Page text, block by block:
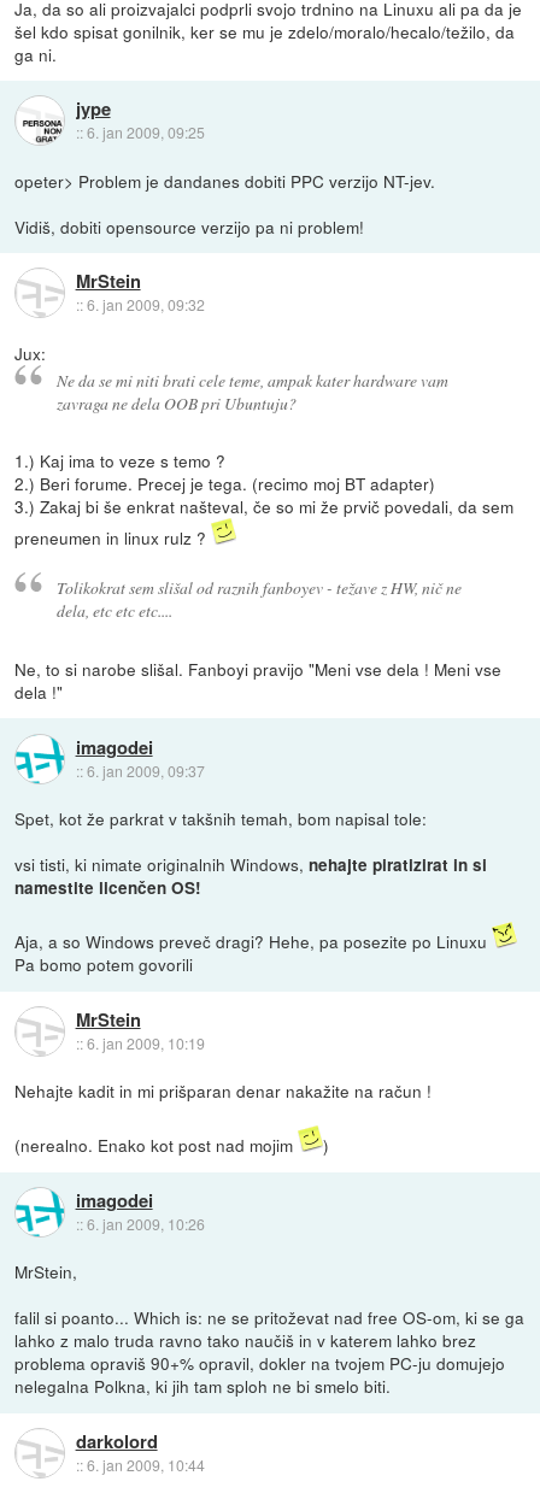
Ja, da so ali proizvajalci podprli svojo trdnino na Linuxu ali pa da je
šel kdo spisat gonilnik, ker se mu je zdelo/moralo/hecalo/težilo, da
ga ni.
jype
::6. jan 2009, 09:25
opeter> Problem je dandanes dobiti PPC verzijo NT-jev.
Vidiš, dobiti opensource verzijo pa ni problem!
MrStein
::6. jan 2009, 09:32
Jux:
Ne da se mi niti brati cele teme, ampak kater hardware vam
zavraga ne dela OOB pri Ubuntuju?
1.) Kaj ima to veze s temo ?
2.) Beri forume. Precej je tega. (recimo moj BT adapter)
3.) Zakaj bi še enkrat našteval, če so mi že prvič povedali, da sem
preneumen in linux rulz ?
Tolikokrat sem slišal od raznih fanboyev - težave z HW, nič ne
dela, etc etc etc....
Ne, to si narobe slišal. Fanboyi pravijo "Meni vse dela ! Meni vse
dela !"
imagodei
::6. jan 2009, 09:37
Spet, kot že parkrat v takšnih temah, bom napisal tole:
vsi tisti, ki nimate originalnih Windows,nehajte piratizirat in si
namestite licenčen OS!
Aja, a so Windows preveč dragi? Hehe, pa posezite po Linuxu
Pa bomo potem govorili
MrStein
::6. jan 2009, 10:19
Nehajte kadit in mi prišparan denar nakažite na račun !
(nerealno. Enako kot post nad mojim )
imagodei
::6. jan 2009, 10:26
MrStein,
falil si poanto... Which is: ne se pritoževat nad free OS-om, ki se ga
lahko z malo truda ravno tako naučiš in v katerem lahko brez
problema opraviš 90+% opravil, dokler na tvojem PC-ju domujejo
nelegalna Polkna, ki jih tam sploh ne bi smelo biti.
darkolord
::6. jan 2009, 10:44